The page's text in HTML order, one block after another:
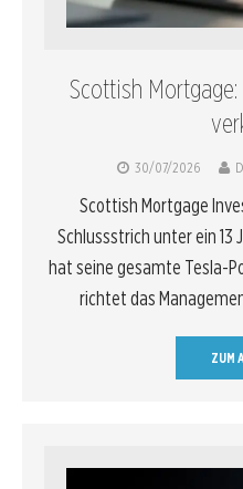
Scottish Mortgage:
30/07/2026
Scottish Mortgage
Schlussstrich unter ein 13
hat seine gesamte Tesla-
richtet das
ZUM